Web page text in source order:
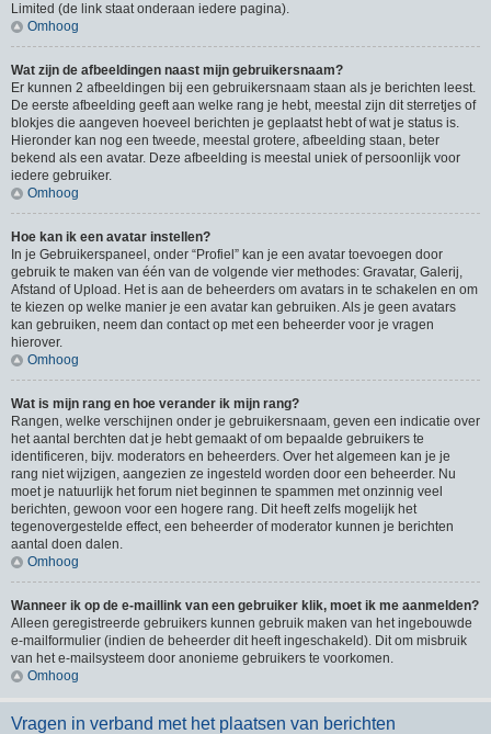
Limited (de link staat onderaan iedere pagina).
Omhoog
Wat zijn de afbeeldingen naast mijn gebruikersnaam?
Er kunnen 2 afbeeldingen bij een gebruikersnaam staan als je berichten leest.
De eerste afbeelding geeft aan welke rang je hebt, meestal zijn dit sterretjes of
blokjes die aangeven hoeveel berichten je geplaatst hebt of wat je status is.
Hieronder kan nog een tweede, meestal grotere, afbeelding staan, beter
bekend als een avatar. Deze afbeelding is meestal uniek of persoonlijk voor
iedere gebruiker.
Omhoog
Hoe kan ik een avatar instellen?
In je Gebruikerspaneel, onder “Profiel” kan je een avatar toevoegen door
gebruik te maken van één van de volgende vier methodes: Gravatar, Galerij,
Afstand of Upload. Het is aan de beheerders om avatars in te schakelen en om
te kiezen op welke manier je een avatar kan gebruiken. Als je geen avatars
kan gebruiken, neem dan contact op met een beheerder voor je vragen
hierover.
Omhoog
Wat is mijn rang en hoe verander ik mijn rang?
Rangen, welke verschijnen onder je gebruikersnaam, geven een indicatie over
het aantal berchten dat je hebt gemaakt of om bepaalde gebruikers te
identificeren, bijv. moderators en beheerders. Over het algemeen kan je je
rang niet wijzigen, aangezien ze ingesteld worden door een beheerder. Nu
moet je natuurlijk het forum niet beginnen te spammen met onzinnig veel
berichten, gewoon voor een hogere rang. Dit heeft zelfs mogelijk het
tegenovergestelde effect, een beheerder of moderator kunnen je berichten
aantal doen dalen.
Omhoog
Wanneer ik op de e-maillink van een gebruiker klik, moet ik me aanmelden?
Alleen geregistreerde gebruikers kunnen gebruik maken van het ingebouwde
e-mailformulier (indien de beheerder dit heeft ingeschakeld). Dit om misbruik
van het e-mailsysteem door anonieme gebruikers te voorkomen.
Omhoog
Vragen in verband met het plaatsen van berichten